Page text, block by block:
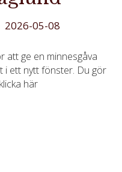
2026-05-08
att ge en minnesgåva
i ett nytt fönster. Du gör
här